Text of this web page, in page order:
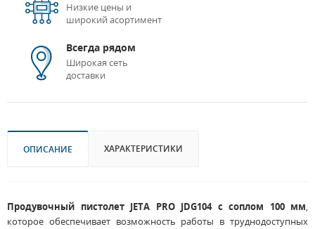
Низкие цены и
широкий асортимент
Всегда рядом
Широкая сеть
доставки
ОПИСАНИЕ ХАРАКТЕРИСТИКИ
Продувочный пистолет JETA PRO JDG104 с соплом 100 мм,
которое обеспечивает возможность работы в труднодоступных